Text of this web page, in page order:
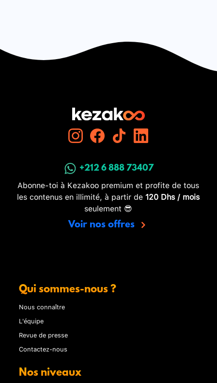
+212 6 888 73407
Abonne-toi à Kezakoo premium et profite de tous
les contenus en illimité, à partir de 120 Dhs / mois
seulement 😎
Voir nos offres
Qui sommes-nous ?
Nous connaître
L'équipe
Revue de presse
Contactez-nous
Nos niveaux